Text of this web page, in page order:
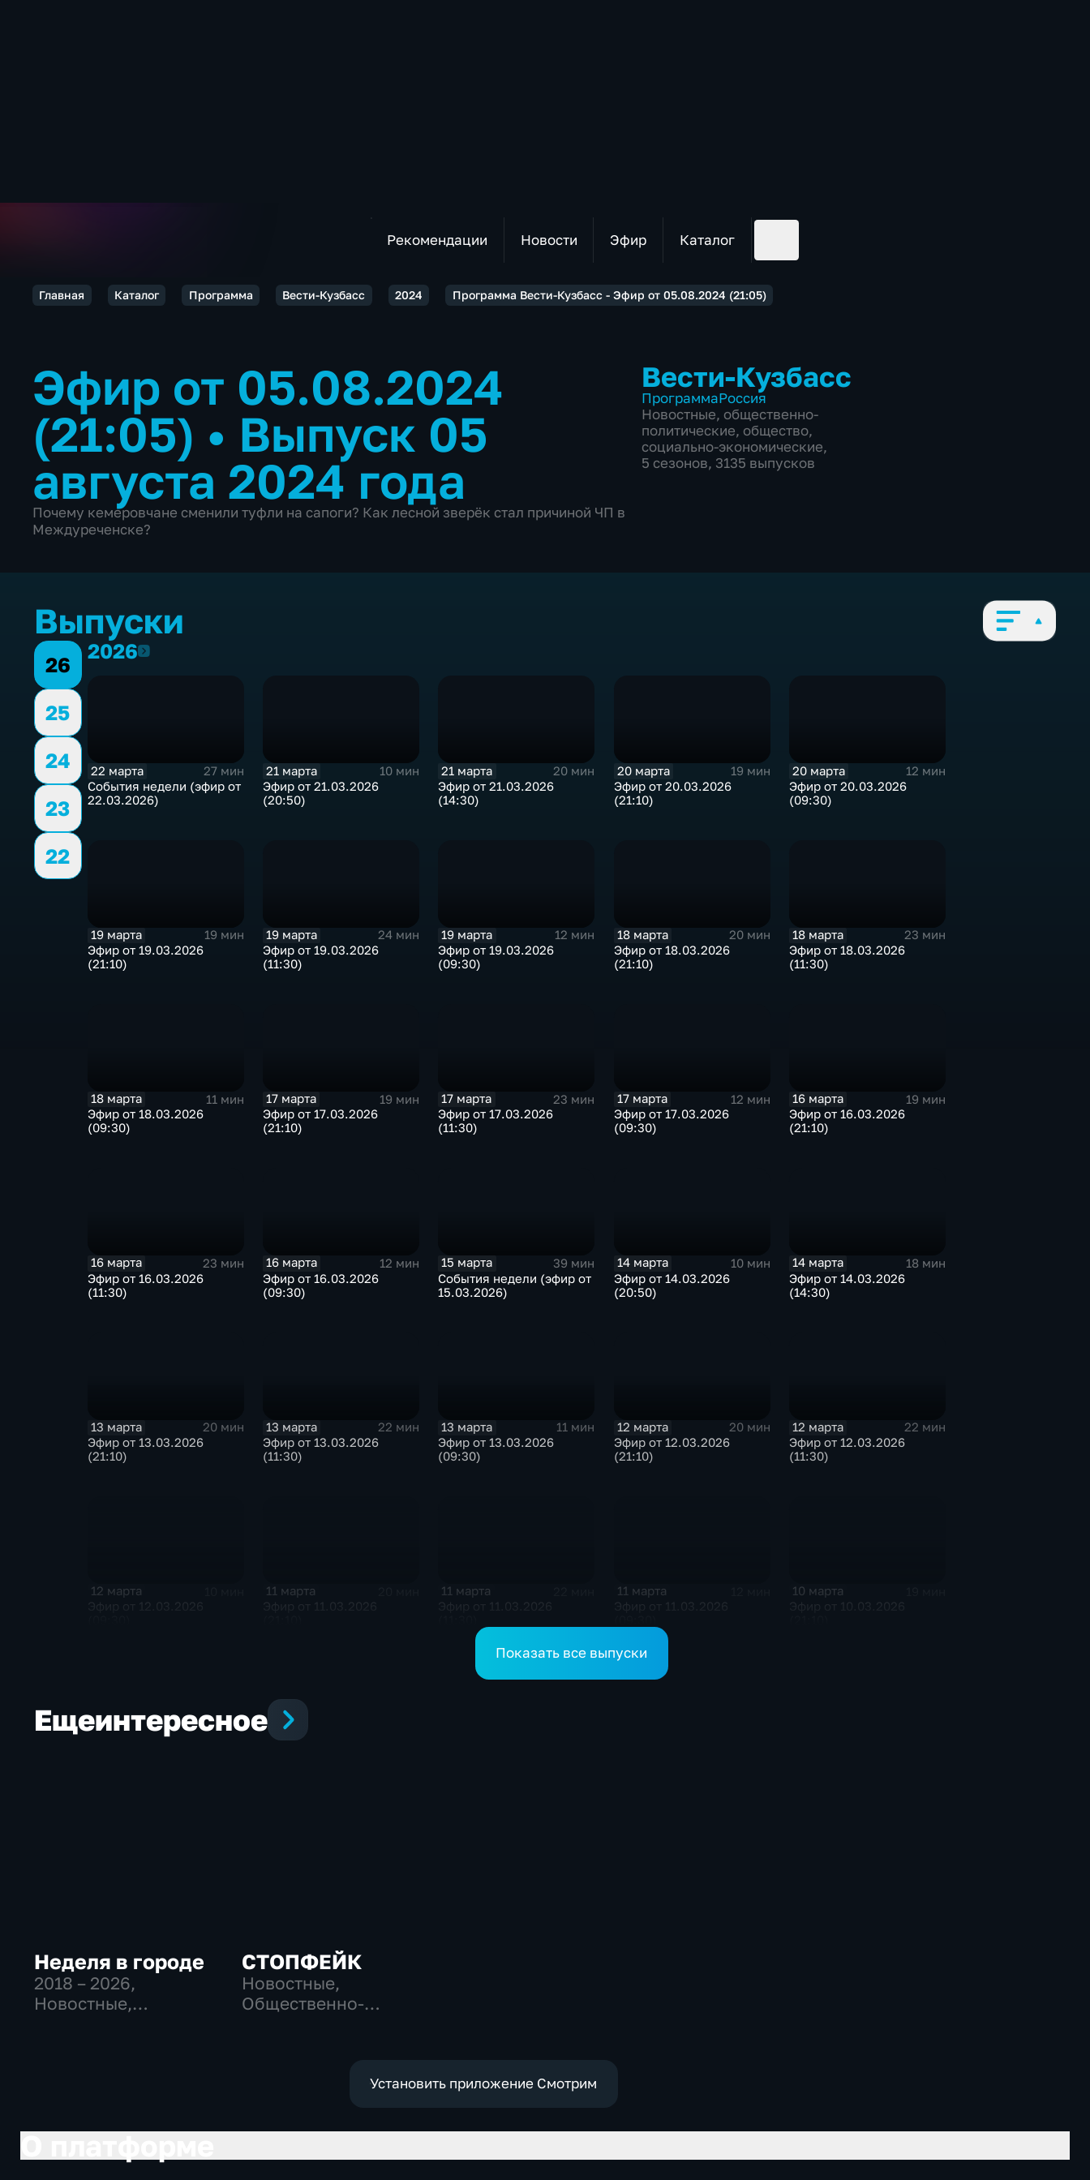
Рекомендации Новости Эфир Каталог
Главная Каталог Программа Вести-Кузбасс 2024 Программа Вести-Кузбасс - Эфир от 05.08.2024 (21:05)
Эфир от 05.08.2024
(21:05) • Выпуск 05
августа 2024 года
Почему кемеровчане сменили туфли на сапоги? Как лесной зверёк стал причиной ЧП в
Междуреченске?
Вести-Кузбасс
ПрограммаРоссия
Новостные, общественно-
политические, общество,
социально-экономические,
5 сезонов, 3135 выпусков
Выпуски
26
25
24
23
22
20262026
22 марта
27 мин
События недели (эфир от
22.03.2026)
21 марта
10 мин
Эфир от 21.03.2026
(20:50)
21 марта
20 мин
Эфир от 21.03.2026
(14:30)
20 марта
19 мин
Эфир от 20.03.2026
(21:10)
20 марта
12 мин
Эфир от 20.03.2026
(09:30)
19 марта
19 мин
Эфир от 19.03.2026
(21:10)
19 марта
24 мин
Эфир от 19.03.2026
(11:30)
19 марта
12 мин
Эфир от 19.03.2026
(09:30)
18 марта
20 мин
Эфир от 18.03.2026
(21:10)
18 марта
23 мин
Эфир от 18.03.2026
(11:30)
18 марта
11 мин
Эфир от 18.03.2026
(09:30)
17 марта
19 мин
Эфир от 17.03.2026
(21:10)
17 марта
23 мин
Эфир от 17.03.2026
(11:30)
17 марта
12 мин
Эфир от 17.03.2026
(09:30)
16 марта
19 мин
Эфир от 16.03.2026
(21:10)
16 марта
23 мин
Эфир от 16.03.2026
(11:30)
16 марта
12 мин
Эфир от 16.03.2026
(09:30)
15 марта
39 мин
События недели (эфир от
15.03.2026)
14 марта
10 мин
Эфир от 14.03.2026
(20:50)
14 марта
18 мин
Эфир от 14.03.2026
(14:30)
13 марта
20 мин
Эфир от 13.03.2026
(21:10)
13 марта
22 мин
Эфир от 13.03.2026
(11:30)
13 марта
11 мин
Эфир от 13.03.2026
(09:30)
12 марта
20 мин
Эфир от 12.03.2026
(21:10)
12 марта
22 мин
Эфир от 12.03.2026
(11:30)
12 марта 11 марта 11 марта 11 марта 10 марта
Показать все выпуски
Ещеинтересное
Неделя в городе
2018 – 2026,
Новостные,
СТОПФЕЙК
Новостные,
Общественно-
Установить приложение Смотрим